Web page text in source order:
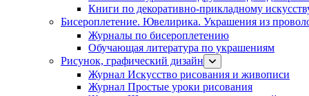
Книги по декоративно-прикладному
Бисероплетение. Ювелирика. Украшения из
Журналы по бисероплетению
Обучающая литература по украшениям
Рисунок, графический дизайн
Журнал Искусство рисования и живописи
Журнал Простые уроки рисования